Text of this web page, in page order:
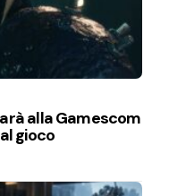
alla Gamescom
gioco